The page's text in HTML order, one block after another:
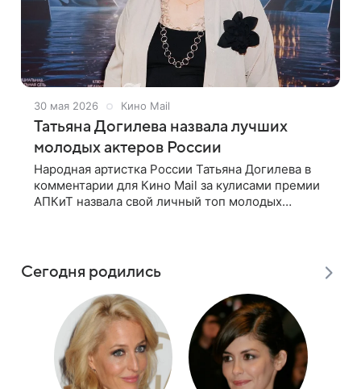
30 мая 2026 Кино Mail
Татьяна Догилева назвала лучших
молодых актеров России
Народная артистка России Татьяна Догилева в
комментарии для Кино Mail за кулисами премии
АПКиТ назвала свой личный топ молодых
Сегодня родились